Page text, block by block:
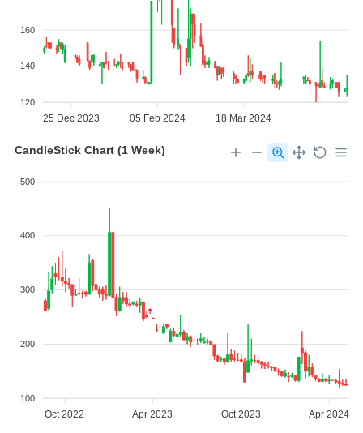
160
140
120
25 Dec 2023 05 Feb 2024 18 Mar 2024
CandleStick Chart (1 Week)
500
400
300
200
100
Oct 2022 Apr 2023 Oct 2023 Apr 2024